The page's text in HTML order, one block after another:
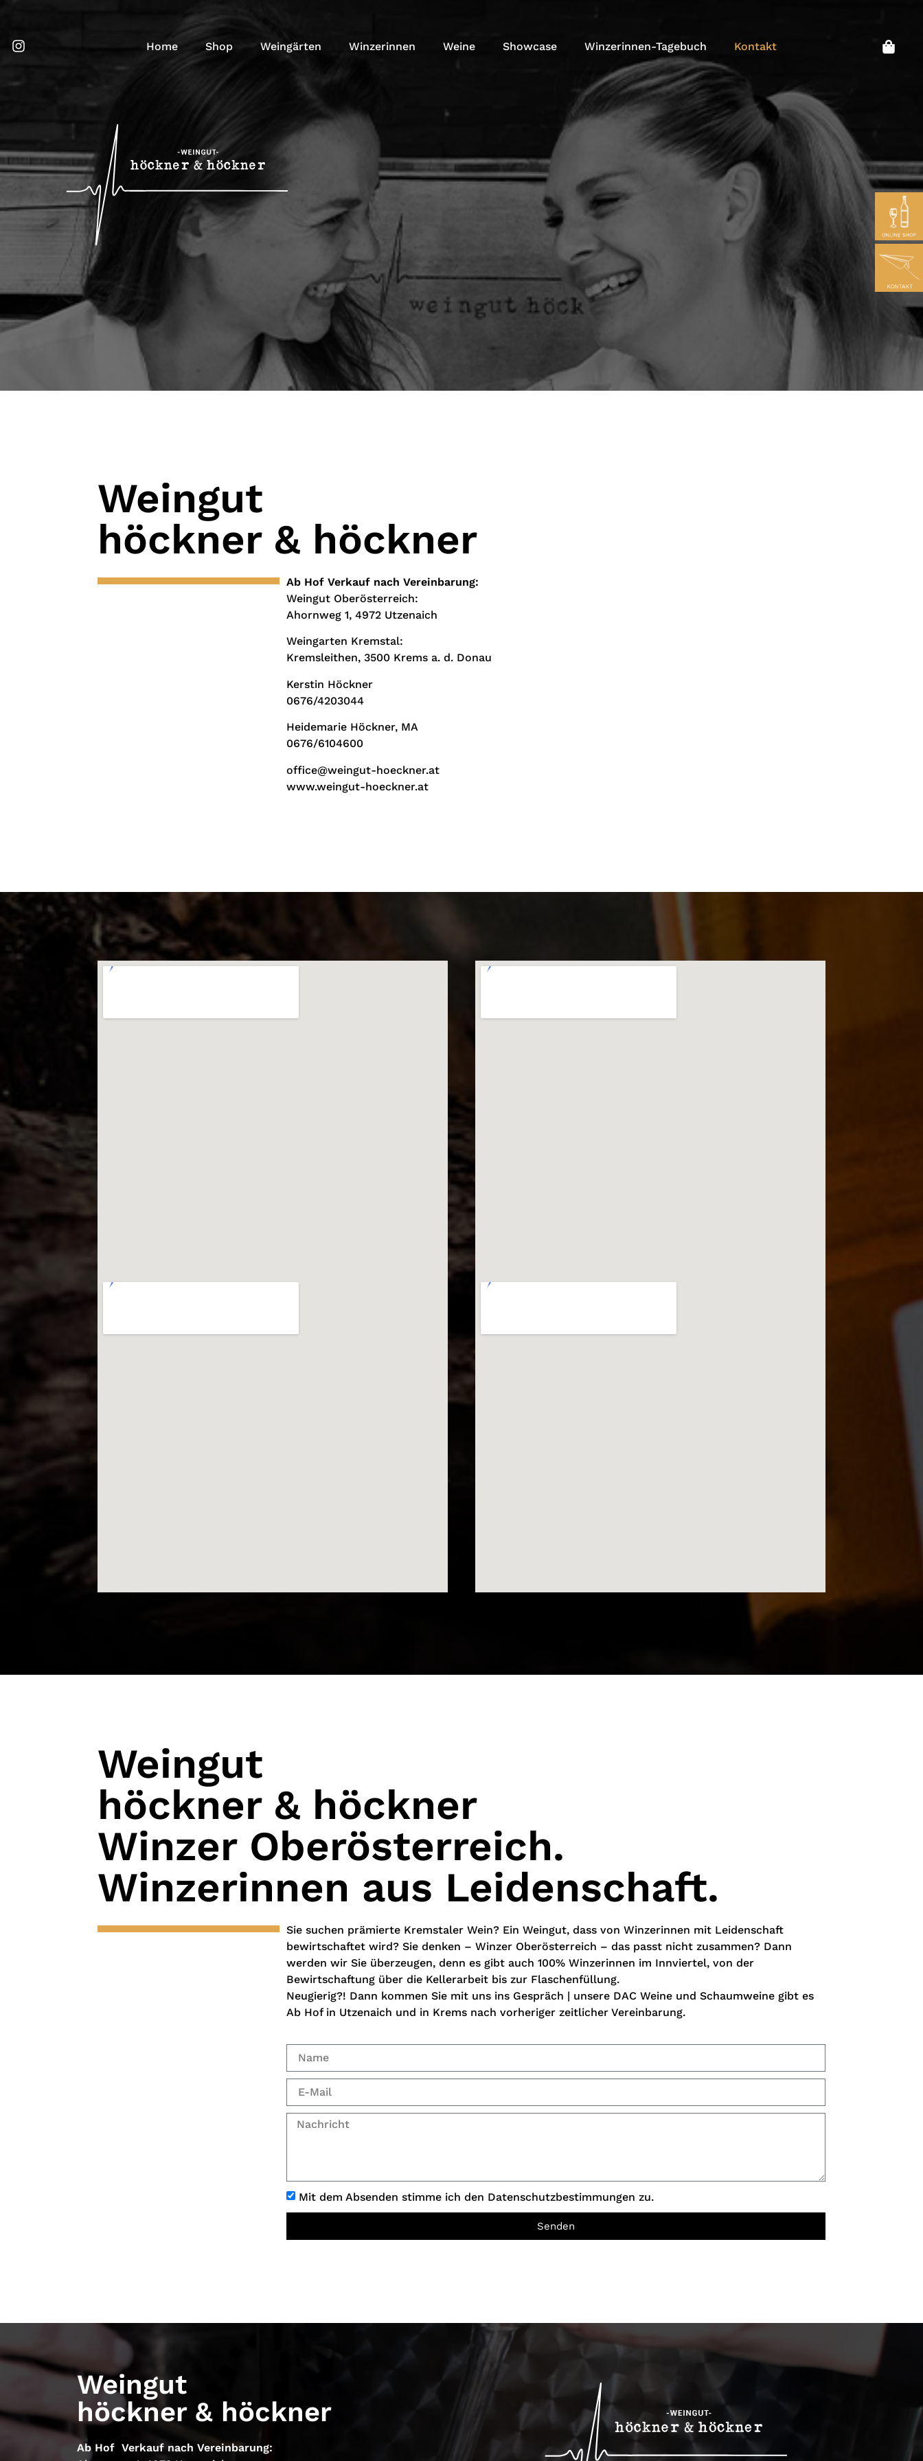
Home Shop Weingärten Winzerinnen Weine Showcase Winzerinnen-Tagebuch Kontakt
Weingut
höckner & höckner
Ab Hof Verkauf nach Vereinbarung:
Weingut Oberösterreich:
Ahornweg 1, 4972 Utzenaich
Weingarten Kremstal:
Kremsleithen, 3500 Krems a. d. Donau
Kerstin Höckner
0676/4203044
Heidemarie Höckner, MA
0676/6104600
office@weingut-hoeckner.at
www.weingut-hoeckner.at
Weingut
höckner & höckner
Winzer Oberösterreich.
Winzerinnen aus Leidenschaft.
Sie suchen prämierte Kremstaler Wein? Ein Weingut, dass von Winzerinnen mit Leidenschaft
bewirtschaftet wird? Sie denken – Winzer Oberösterreich – das passt nicht zusammen? Dann
werden wir Sie überzeugen, denn es gibt auch 100% Winzerinnen im Innviertel, von der
Bewirtschaftung über die Kellerarbeit bis zur Flaschenfüllung.
Neugierig?! Dann kommen Sie mit uns ins Gespräch | unsere DAC Weine und Schaumweine gibt es
Ab Hof in Utzenaich und in Krems nach vorheriger zeitlicher Vereinbarung.
Mit dem Absenden stimme ich den Datenschutzbestimmungen zu.
Senden
Weingut
höckner & höckner
Ab Hof Verkauf nach Vereinbarung: